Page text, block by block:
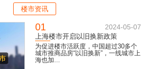
楼市资讯
01
2024-05-07
上海楼市开启以旧换新政策
为促进楼市活跃度，中国超过30多个
城市推商品房“以旧换新”，一线城市上
海也加...